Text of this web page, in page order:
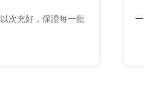
次充好，保證每一批